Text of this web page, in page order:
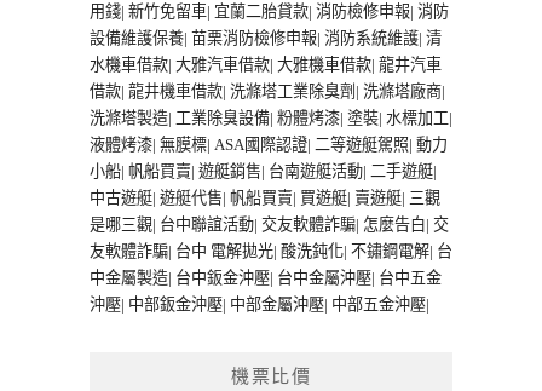
用錢| 新竹免留車| 宜蘭二胎貸款| 消防檢修申報| 消防
設備維護保養| 苗栗消防檢修申報| 消防系統維護| 清
水機車借款| 大雅汽車借款| 大雅機車借款| 龍井汽車
借款| 龍井機車借款| 洗滌塔工業除臭劑 | 洗滌塔廠商|
洗滌塔製造| 工業除臭設備| 粉體烤漆| 塗裝| 水標加工|
液體烤漆| 無膜標| ASA國際認證| 二等遊艇駕照| 動力
小船| 帆船買賣| 遊艇銷售| 台南遊艇活動| 二手遊艇|
中古遊艇| 遊艇代售| 帆船買賣| 買遊艇| 賣遊艇| 三觀
是哪三觀| 台中聯誼活動| 交友軟體詐騙| 怎麼告白| 交
友軟體詐騙| 台中 電解拋光| 酸洗鈍化| 不鏽鋼電解| 台
中金屬製造| 台中鈑金沖壓| 台中金屬沖壓| 台中五金
沖壓| 中部鈑金沖壓| 中部金屬沖壓| 中部五金沖壓|
機票比價